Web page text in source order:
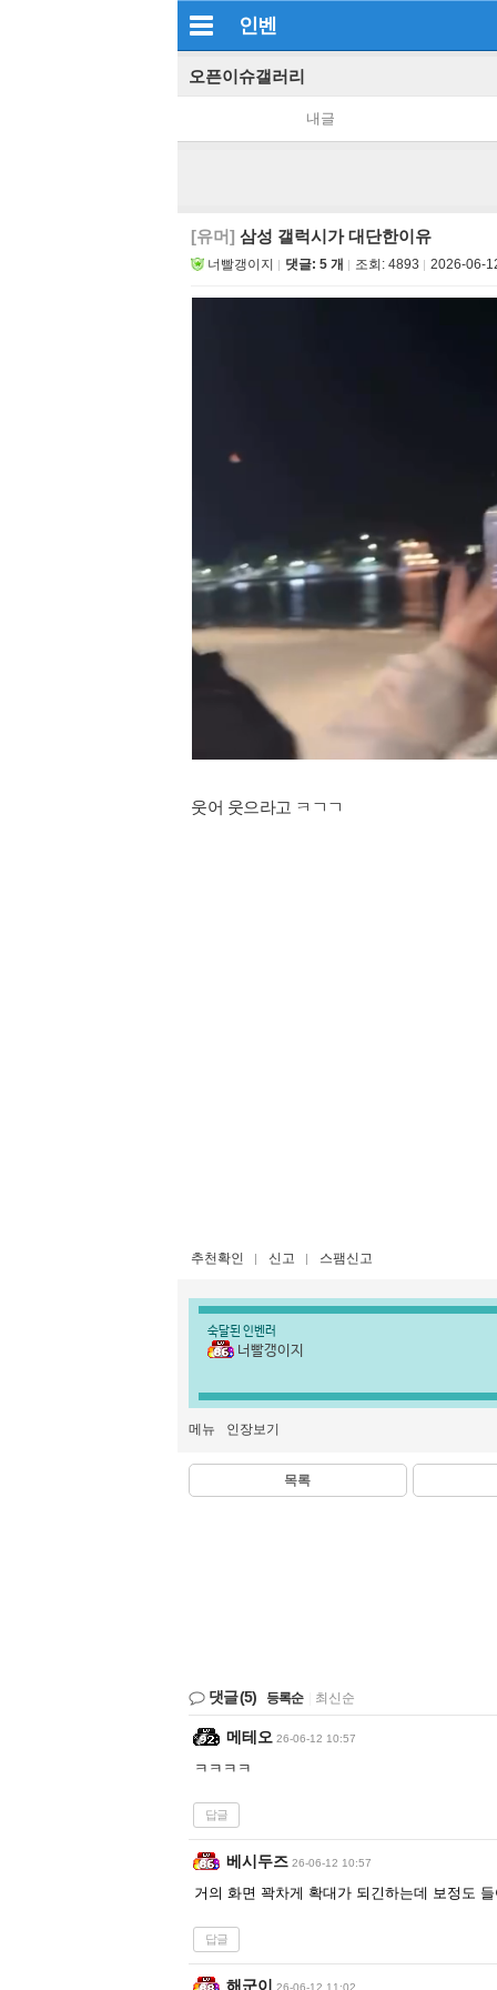
인벤
오픈이슈갤러리
내글
[유머] 삼성 갤럭시가 대단한이유
너빨갱이지 댓글: 5 개 조회: 4893 2026-06-
웃어 웃으라고 ㅋㄱㄱ
추천확인 신고 스팸신고
숙달된 인벤러
너빨갱이지
메뉴 인장보기
목록
댓글(5) 등록순 최신순
메테오 26-06-12 10:57
ㅋㅋㅋㅋ
답글
베시두즈 26-06-12 10:57
거의 화면 꽉차게 확대가 되긴하는데 보정도
답글
해군이